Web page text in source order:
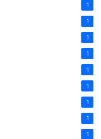
1
1
1
1
1
1
1
1
1